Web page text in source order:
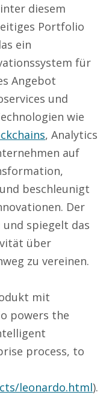
diesem
Portfolio
ein
für
Angebot
und
wie
, Analytics
auf
beschleunigt
Der
und spiegelt das
über
zu vereinen.
mit
powers the
process, to
leonardo.html).